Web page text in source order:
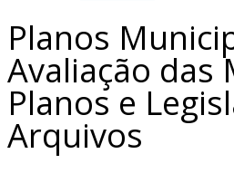
Planos
Avaliação das
Planos e
Arquivos